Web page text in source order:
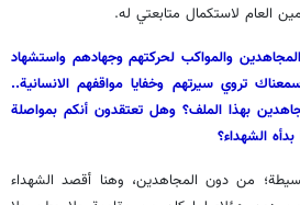
العام لاستكمال متابعتي له.
والمواكب لحركتهم وجهادهم واستشهاد
تروي سيرتهم وخفايا مواقفهم الانسانية..
بهذا الملف؟ وهل تعتقدون أنكم بمواصلة
الشهداء؟
من دون المجاهدين، وهنا أقصد الشهداء